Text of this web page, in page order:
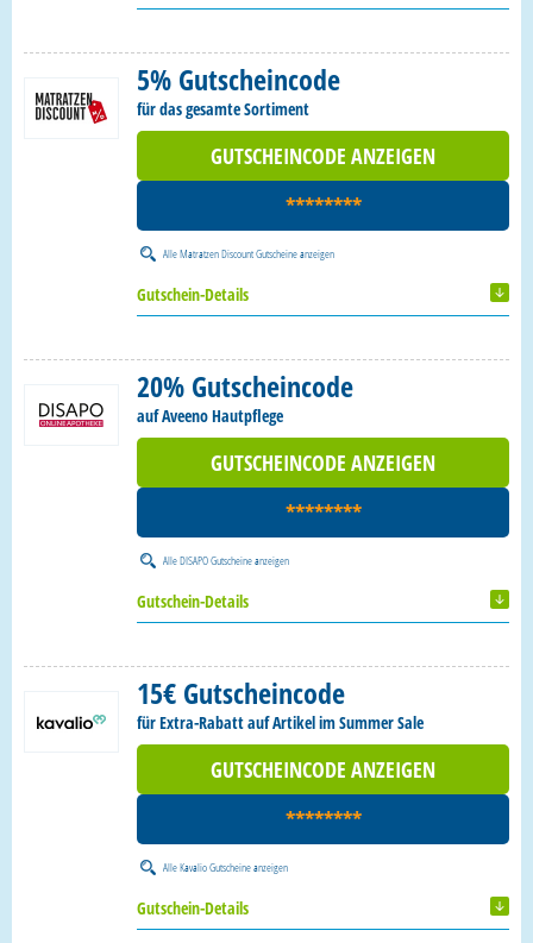
5% Gutscheincode
für das gesamte Sortiment
GUTSCHEINCODE ANZEIGEN
********
AlleMatratzen Discount Gutscheineanzeigen
Gutschein-Details
20% Gutscheincode
auf Aveeno Hautpflege
GUTSCHEINCODE ANZEIGEN
********
AlleDISAPO Gutscheineanzeigen
Gutschein-Details
15€ Gutscheincode
für Extra-Rabatt auf Artikel im Summer Sale
GUTSCHEINCODE ANZEIGEN
********
AlleKavalio Gutscheineanzeigen
Gutschein-Details